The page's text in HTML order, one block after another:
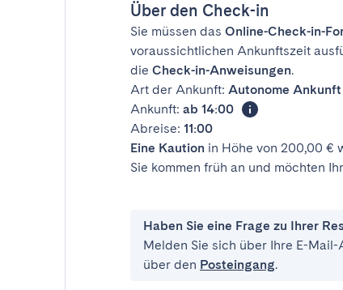
Über den Check-in
Sie müssen das Online-Check-in-
voraussichtlichen Ankunftszeit
die Check-in-Anweisungen.
Art der Ankunft: Autonome Ankunft
Ankunft: ab 14:00
Abreise: 11:00
Eine Kaution in Höhe von 200,00 €
Sie kommen früh an und möchten
Haben Sie eine Frage zu Ihrer
Melden Sie sich über Ihre E-
über den Posteingang.